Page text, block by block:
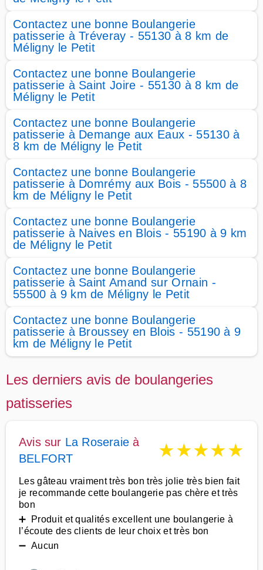
Contactez une bonne Boulangerie
patisserie à Tréveray - 55130 à 8 km de
Méligny le Petit
Contactez une bonne Boulangerie
patisserie à Saint Joire - 55130 à 8 km de
Méligny le Petit
Contactez une bonne Boulangerie
patisserie à Demange aux Eaux - 55130 à
8 km de Méligny le Petit
Contactez une bonne Boulangerie
patisserie à Domrémy aux Bois - 55500 à 8
km de Méligny le Petit
Contactez une bonne Boulangerie
patisserie à Naives en Blois - 55190 à 9 km
de Méligny le Petit
Contactez une bonne Boulangerie
patisserie à Saint Amand sur Ornain -
55500 à 9 km de Méligny le Petit
Contactez une bonne Boulangerie
patisserie à Broussey en Blois - 55190 à 9
km de Méligny le Petit
Les derniers avis de boulangeries
patisseries
Avis sur La Roseraie à
BELFORT
★★★★★
Les gâteau vraiment très bon très jolie très bien fait
je recommande cette boulangerie pas chère et très
bon
➕ Produit et qualités excellent une boulangerie à
l’écoute des clients de leur choix et très bon
➖ Aucun